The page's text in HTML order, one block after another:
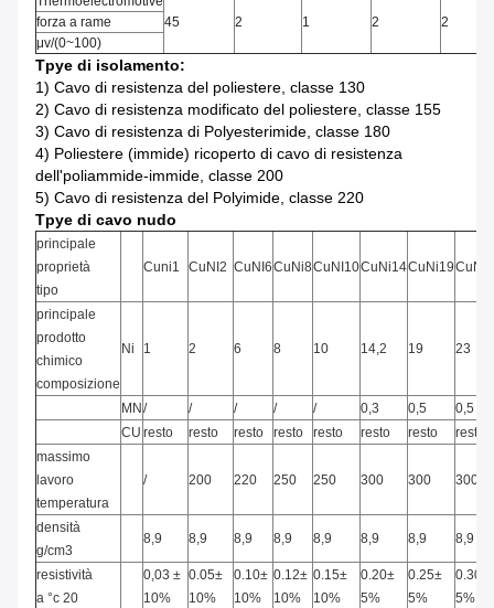
45
2 1 2 2
forza a rame
μv/(0~100)
Tpye di isolamento:
1) Cavo di resistenza del poliestere, classe 130
2) Cavo di resistenza modificato del poliestere, classe 155
3) Cavo di resistenza di Polyesterimide, classe 180
4) Poliestere (immide) ricoperto di cavo di resistenza
dell'poliammide-immide, classe 200
5) Cavo di resistenza del Polyimide, classe 220
Tpye di cavo nudo
principale
proprietà
tipo
Cuni1 CuNI2 CuNI6CuNi8CuNI10CuNi14CuNi19
principale
prodotto
chimico
composizione
Ni 1 2 6 8 10 14,2 19 23
MN / / / / / 0,3 0,5
0,5
CU resto resto resto resto resto resto resto
resto
massimo
lavoro
temperatura
/ 200 220 250 250 300 300 300
densità
g/cm3
8,9 8,9 8,9 8,9 8,9 8,9 8,9 8,9
resistività
a °c 20
0,03 ±
10%
0.05±
10%
0.10±
10%
0.12±
10%
0.15±
10%
0.20±
5%
0.25±
5%
0.30±
5%